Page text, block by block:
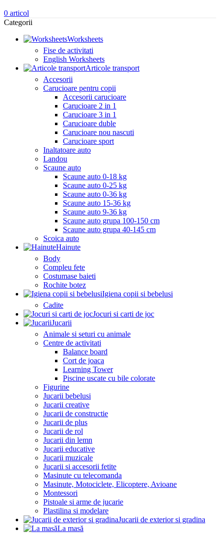
0 articol
Categorii
Worksheets
Fise de activitati
English Worksheets
Articole transport
Accesorii
Carucioare pentru copii
Accesorii carucioare
Carucioare 2 in 1
Carucioare 3 in 1
Carucioare duble
Carucioare nou nascuti
Carucioare sport
Inaltatoare auto
Landou
Scaune auto
Scaune auto 0-18 kg
Scaune auto 0-25 kg
Scaune auto 0-36 kg
Scaune auto 15-36 kg
Scaune auto 9-36 kg
Scaune auto grupa 100-150 cm
Scaune auto grupa 40-145 cm
Scoica auto
Hainute
Body
Compleu fete
Costumase baieti
Rochite botez
Igiena copii si bebelusi
Cadite
Jocuri si carti de joc
Jucarii
Animale si seturi cu animale
Centre de activitati
Balance board
Cort de joaca
Learning Tower
Piscine uscate cu bile colorate
Figurine
Jucarii bebelusi
Jucarii creative
Jucarii de constructie
Jucarii de plus
Jucarii de rol
Jucarii din lemn
Jucarii educative
Jucarii muzicale
Jucarii si accesorii fetite
Masinute cu telecomanda
Masinute, Motociclete, Elicoptere, Avioane
Montessori
Pistoale si arme de jucarie
Plastilina si modelare
Jucarii de exterior si gradina
La masă